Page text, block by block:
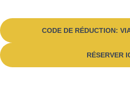
CODE DE RÉDUCTION:
RÉSERVER